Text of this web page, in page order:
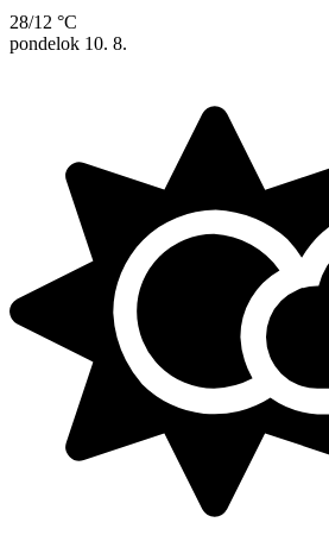
28/12 °C
pondelok 10. 8.